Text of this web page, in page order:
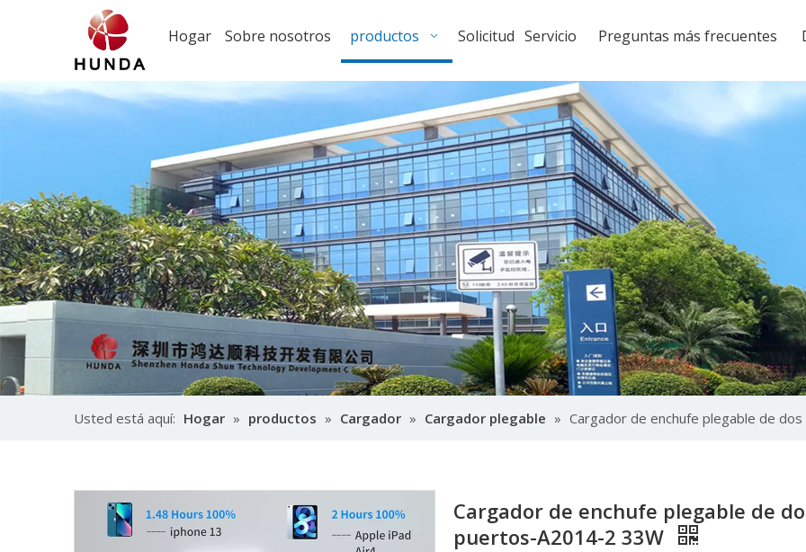
Hogar Sobre nosotros productos Solicitud Servicio Preguntas más frecuentes
Usted está aquí: Hogar » productos » Cargador » Cargador plegable » Cargador de enchufe plegable de
Cargador de enchufe plegable de
puertos-A2014-2 33W